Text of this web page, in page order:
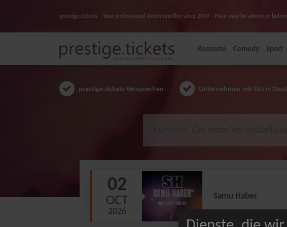
prestige.tickets - Your professional ticket reseller since 2009 - Price may be above or
Konzerte Comedy Sport
prestige.tickets-Versprechen Unternehmen mit Sitz in
02
OCT
2026
Samu Haber